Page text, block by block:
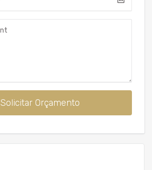
Solicitar Orçamento